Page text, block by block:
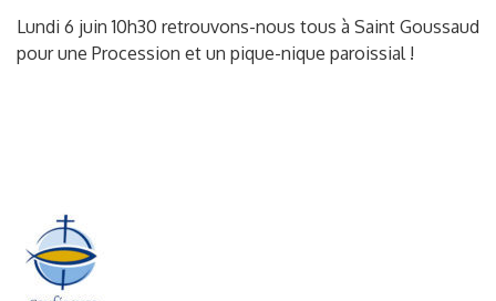
Lundi 6 juin 10h30 retrouvons-nous tous à Saint Goussaud
pour une Procession et un pique-nique paroissial !